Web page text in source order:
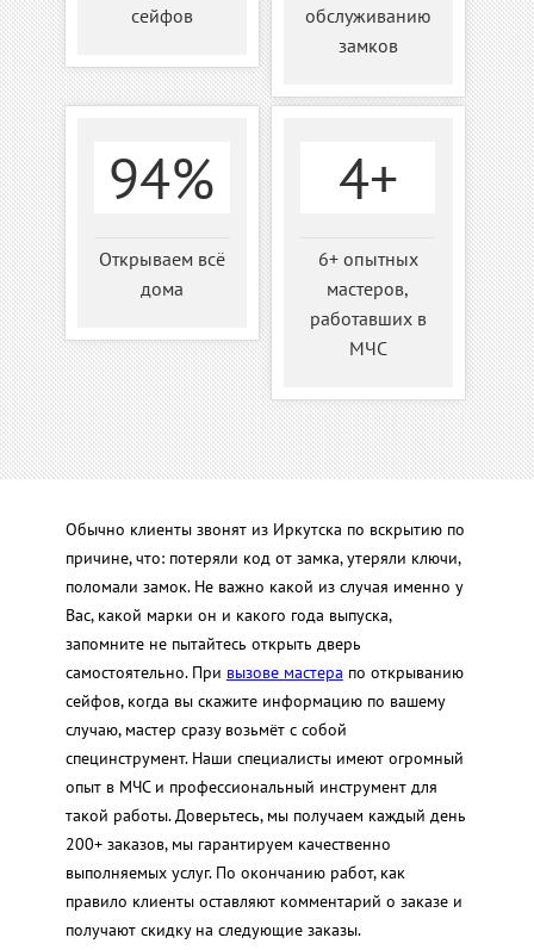
сейфов
обслуживанию
замков
94%
Открываем всё
дома
4+
6+ опытных
мастеров,
работавших в
МЧС
Обычно клиенты звонят из Иркутска по вскрытию по
причине, что: потеряли код от замка, утеряли ключи,
поломали замок. Не важно какой из случая именно у
Вас, какой марки он и какого года выпуска,
запомните не пытайтесь открыть дверь
самостоятельно. При вызове мастера по открыванию
сейфов, когда вы скажите информацию по вашему
случаю, мастер сразу возьмёт с собой
специнструмент. Наши специалисты имеют огромный
опыт в МЧС и профессиональный инструмент для
такой работы. Доверьтесь, мы получаем каждый день
200+ заказов, мы гарантируем качественно
выполняемых услуг. По окончанию работ, как
правило клиенты оставляют комментарий о заказе и
получают скидку на следующие заказы.